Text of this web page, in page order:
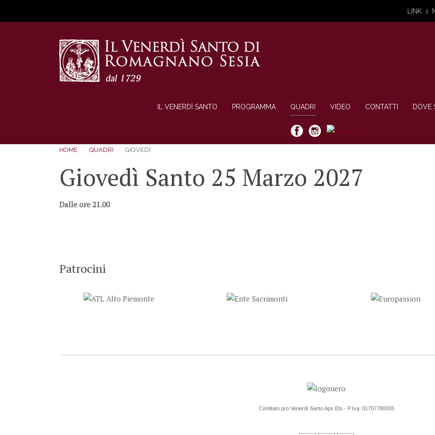
LINK
IL VENERDÌ SANTO PROGRAMMA QUADRI VIDEO CONTATTI DOVE
HOME QUADRI GIOVEDÌ
Giovedì Santo 25 Marzo 2027
Dalle ore 21.00
Patrocini
Comitato pro Venerdì Santo Aps Ets - P.Iva: 01707780035